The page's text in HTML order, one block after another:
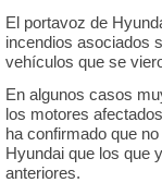
El portavoz de
incendios asociados
vehículos que se
En algunos casos
los motores
ha confirmado que
Hyundai que los que
anteriores.